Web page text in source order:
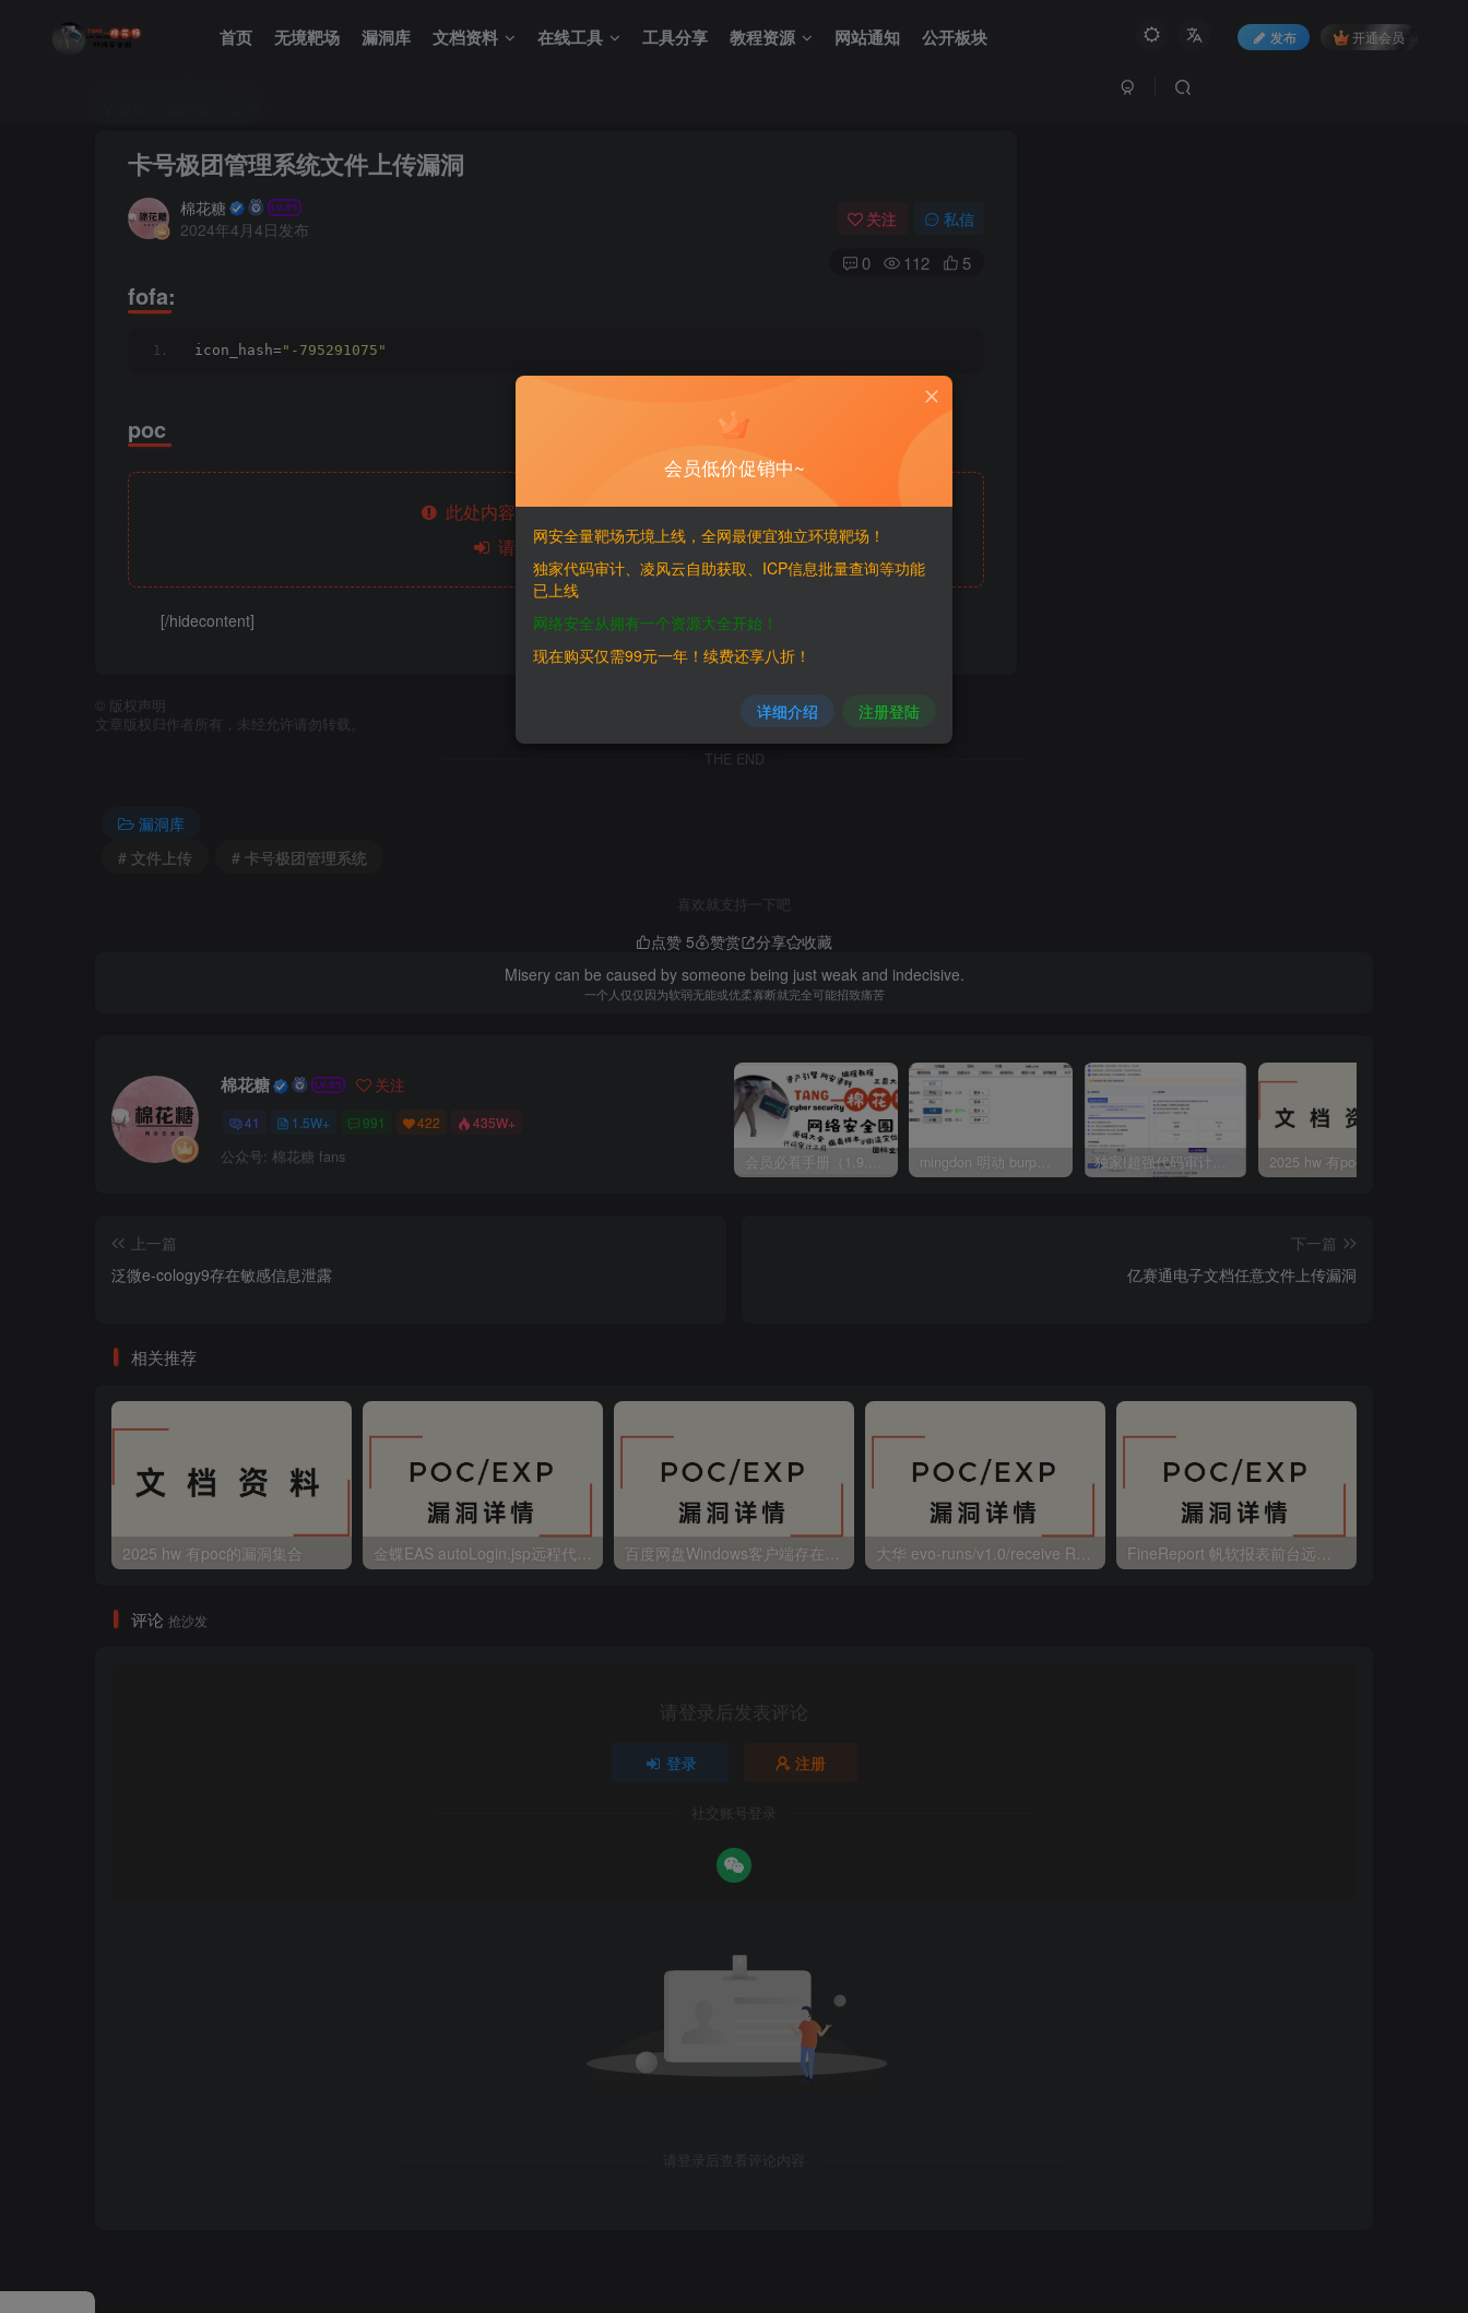
首页 无境靶场 漏洞库 文档资料 在线工具 工具分享 教程资源 网站通知 公开板块 发布 开通会员
卡号极团管理系统文件上传漏洞
棉花糖
2024年4月4日发布
关注 私信
0 112 5
fofa:
icon_hash="-795291075"
poc
此处内容已隐藏，糖心会员可见
请登录后查看特权
[/hidecontent]
版权声明
文章版权归作者所有，未经允许请勿转载。
THE END
漏洞库
# 文件上传
# 卡号极团管理系统
喜欢就支持一下吧
点赞 5 赞赏 分享
收藏
Misery can be caused by someone being just weak and indecisive.
一个人仅仅因为软弱无能或优柔寡断就完全可能招致痛苦
棉花糖 关注
41 1.5W+ 991 422 435W+
公众号: 棉花糖 fans 会员必看手册（1.9.0版本 26.4.5更新） mingdon 明动 burp插件0.2.6版本 本地时间校验去除版 独家!超强代码审计工具上线！免费会员等你来嫖！
上一篇
泛微e-cology9存在敏感信息泄露
下一篇
亿赛通电子文档任意文件上传漏洞
相关推荐
2025 hw 有poc的漏洞集合
评论 抢沙发
请登录后发表评论
登录 注册
社交账号登录
请登录后查看评论内容
会员低价促销中~
网安全量靶场无境上线，全网最便宜独立环境靶场！
独家代码审计、凌风云自助获取、ICP信息批量查询等功能
已上线
网络安全从拥有一个资源大全开始！
现在购买仅需99元一年！续费还享八折！
详细介绍 注册登陆